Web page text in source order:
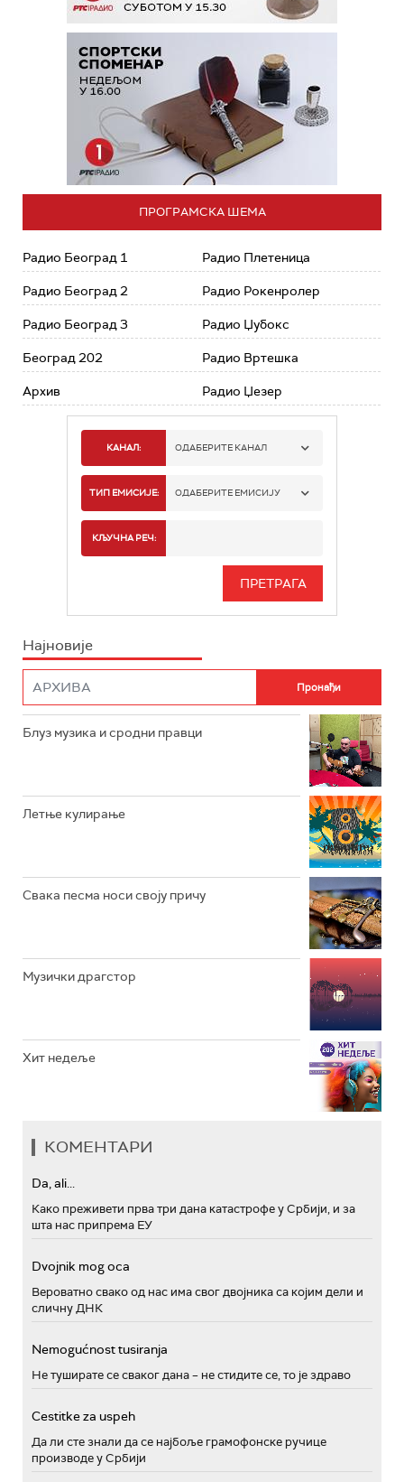
ПРОГРАМСКА ШЕМА
Радио Београд 1
Радио Београд 2
Радио Београд 3
Београд 202
Архив
Радио Плетеница
Радио Рокенролер
Радио Џубокс
Радио Вртешка
Радио Џезер
КАНАЛ: ОДАБЕРИТЕ КАНАЛ
РАДИО БЕОГРАД 1
РАДИО БЕОГРАД 3
РАДИО РОКЕНРОЛЕР
ТИП ЕМИСИЈЕ: ОДАБЕРИТЕ ЕМИСИЈУ
ИНФО
КЉУЧНА РЕЧ:
Најновије
Блуз музика и сродни правци
Летње кулирање
Свака песма носи своју причу
Музички драгстор
Хит недеље
КОМЕНТАРИ
Da, ali...
Како преживети прва три дана катастрофе у Србији, и за
шта нас припрема ЕУ
Dvojnik mog oca
Вероватно свако од нас има свог двојника са којим дели и
сличну ДНК
Nemogućnost tusiranja
Не туширате се сваког дана – не стидите се, то је здраво
Cestitke za uspeh
Да ли сте знали да се најбоље грамофонске ручице
производе у Србији